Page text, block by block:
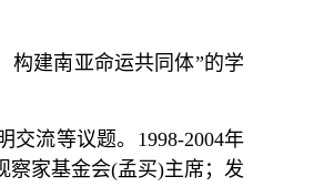
构建南亚命运共同体”的学
流等议题。1998-2004年
察家基金会(孟买)主席；发